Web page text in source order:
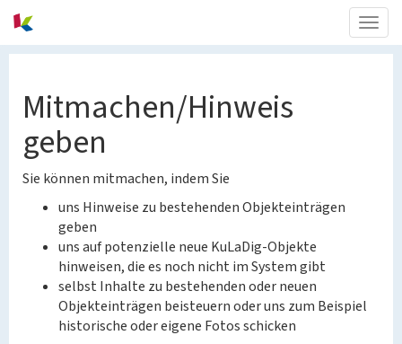
Mitmachen/Hinweis
geben
Sie können mitmachen, indem Sie
uns Hinweise zu bestehenden Objekteinträgen
geben
uns auf potenzielle neue KuLaDig-Objekte
hinweisen, die es noch nicht im System gibt
selbst Inhalte zu bestehenden oder neuen
Objekteinträgen beisteuern oder uns zum Beispiel
historische oder eigene Fotos schicken